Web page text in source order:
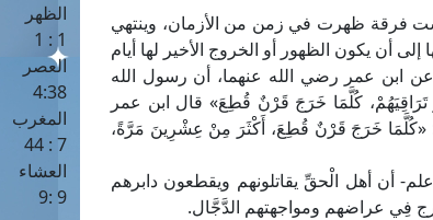
فرقة ظهرت في زمن من الأزمان، وينتهي
أن يكون الظهور أو الخروج الأخير لها أيام
عن ابن عمر رضي الله عنهما، أن رسول الله
كُلَّمَا خَرَجَ قَرْنٌ قُطِعَ» قال ابن عمر
«كُلَّمَا خَرَجَ قَرْنٌ قُطِعَ، أَكْثَرَ مِنْ عِشْرِينَ مَرَّةً،
أن أهل الْحقِّ يقاتلونهم ويقطعون دابرهم
فِي عراضهم ومواجهتهم الدَّجَّال.
الظهر
1 : 1
العصر
4:38
المغرب
7 : 44
العشاء
9 :9